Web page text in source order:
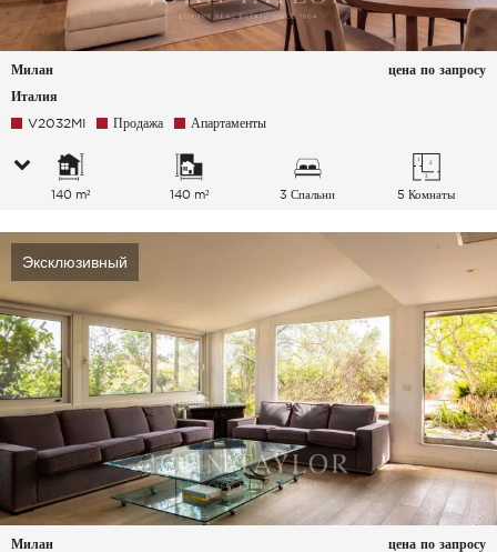
Милан
Италия
цена по запросу
V2032MI Продажа Апартаменты
140 m² 140 m² 3 Спальни 5 Комнаты
Эксклюзивный
Милан
цена по запросу